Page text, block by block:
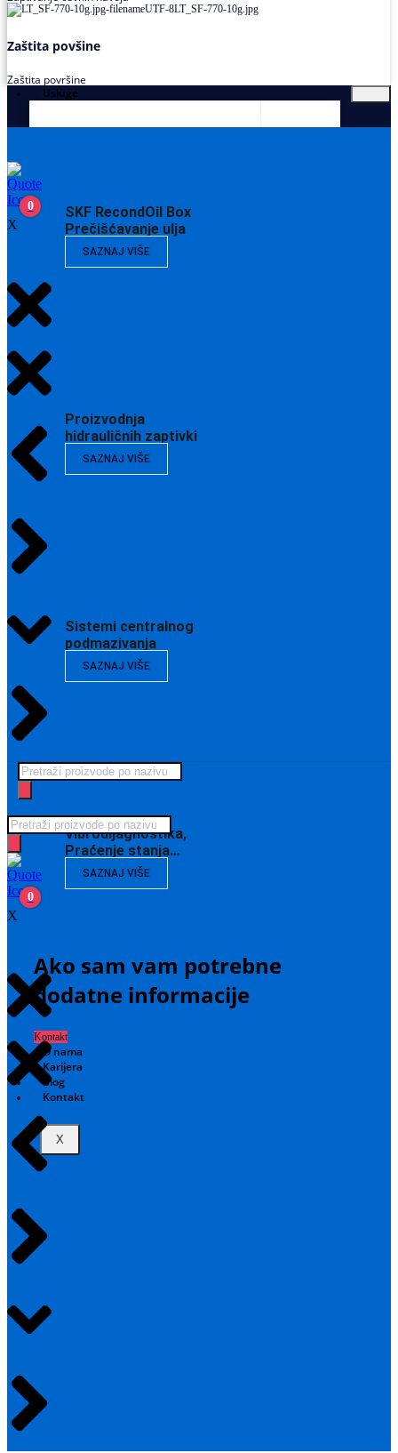
Zaštita povšine
Zaštita površine
Usluge
SKF RecondOil Box
Prečišćavanje ulja
SAZNAJ VIŠE
Proizvodnja
hidrauličnih zaptivki
SAZNAJ VIŠE
Sistemi centralnog
podmazivanja
SAZNAJ VIŠE
Vibrodijagnostika,
Praćenje stanja…
SAZNAJ VIŠE
Ako sam vam potrebne
dodatne informacije
Kontakt
O nama
Karijera
Blog
Kontakt
X
0
X
Products
search
Products
search
0
X